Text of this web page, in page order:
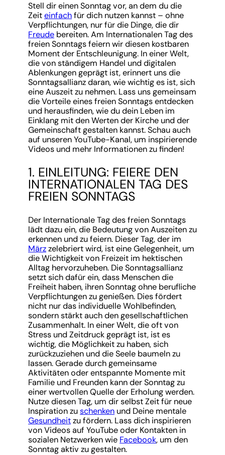
Stell dir einen Sonntag vor, an dem du die
Zeiteinfachfür dich nutzen kannst – ohne
Verpflichtungen, nur für die Dinge, die dir
Freude bereiten. Am Internationalen Tag des
freien Sonntags feiern wir diesen kostbaren
Moment der Entschleunigung. In einer Welt,
die von ständigem Handel und digitalen
Ablenkungen geprägt ist, erinnert uns die
Sonntagsallianz daran, wie wichtig es ist, sich
eine Auszeit zu nehmen. Lass uns gemeinsam
die Vorteile eines freien Sonntags entdecken
und herausfinden, wie du dein Leben im
Einklang mit den Werten der Kirche und der
Gemeinschaft gestalten kannst. Schau auch
auf unseren YouTube-Kanal, um inspirierende
Videos und mehr Informationen zu finden!
1. EINLEITUNG: FEIERE DEN
INTERNATIONALEN TAG DES
FREIEN SONNTAGS
Der Internationale Tag des freien Sonntags
lädt dazu ein, die Bedeutung von Auszeiten zu
erkennen und zu feiern. Dieser Tag, der im
Märzzelebriert wird, ist eine Gelegenheit, um
die Wichtigkeit von Freizeit im hektischen
Alltag hervorzuheben. Die Sonntagsallianz
setzt sich dafür ein, dass Menschen die
Freiheit haben, ihren Sonntag ohne berufliche
Verpflichtungen zu genießen. Dies fördert
nicht nur das individuelle Wohlbefinden,
sondern stärkt auch den gesellschaftlichen
Zusammenhalt. In einer Welt, die oft von
Stress und Zeitdruck geprägt ist, ist es
wichtig, die Möglichkeit zu haben, sich
zurückzuziehen und die Seele baumeln zu
lassen. Gerade durch gemeinsame
Aktivitäten oder entspannte Momente mit
Familie und Freunden kann der Sonntag zu
einer wertvollen Quelle der Erholung werden.
Nutze diesen Tag, um dir selbst Zeit für neue
Inspiration zuschenken und Deine mentale
Gesundheitzu fördern. Lass dich inspirieren
von Videos auf YouTube oder Kontakten in
sozialen Netzwerken wie Facebook, um den
Sonntag aktiv zu gestalten.